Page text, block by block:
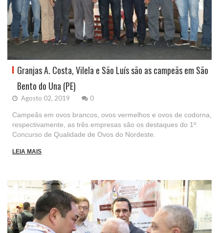
Granjas A. Costa, Vilela e São Luís são as campeãs em São
Bento do Una (PE)
Agosto 02, 2019 0
Campeãs em ovos brancos, ovos vermelhos e ovos de codorna,
respectivamente, as três empresas são os destaques do 1º.
Concurso de Qualidade de Ovos do Nordeste.
LEIA MAIS